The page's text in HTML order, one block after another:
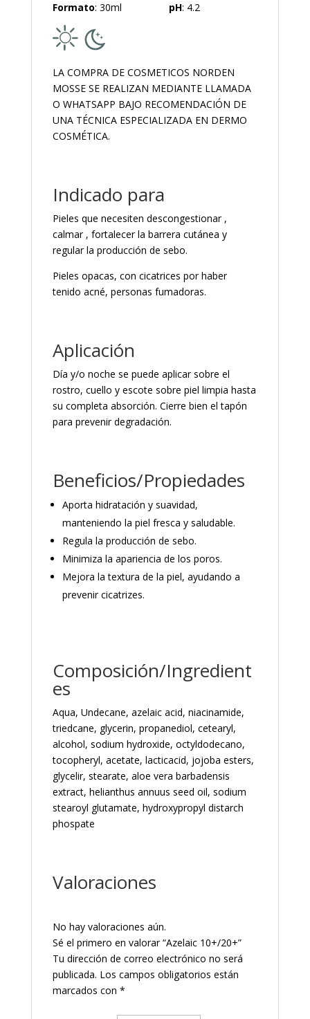
Formato: 30ml pH: 4.2
LA COMPRA DE COSMETICOS NORDEN
MOSSE SE REALIZAN MEDIANTE LLAMADA
O WHATSAPP BAJO RECOMENDACIÓN DE
UNA TÉCNICA ESPECIALIZADA EN DERMO
COSMÉTICA.
Indicado para
Pieles que necesiten descongestionar ,
calmar , fortalecer la barrera cutánea y
regular la producción de sebo.
Pieles opacas, con cicatrices por haber
tenido acné, personas fumadoras.
Aplicación
Día y/o noche se puede aplicar sobre el
rostro, cuello y escote sobre piel limpia hasta
su completa absorción. Cierre bien el tapón
para prevenir degradación.
Beneficios/Propiedades
Aporta hidratación y suavidad,
manteniendo la piel fresca y saludable.
Regula la producción de sebo.
Minimiza la apariencia de los poros.
Mejora la textura de la piel, ayudando a
prevenir cicatrizes.
Composición/Ingredient
es
Aqua, Undecane, azelaic acid, niacinamide,
triedcane, glycerin, propanediol, cetearyl,
alcohol, sodium hydroxide, octyldodecano,
tocopheryl, acetate, lacticacid, jojoba esters,
glycelir, stearate, aloe vera barbadensis
extract, helianthus annuus seed oil, sodium
stearoyl glutamate, hydroxypropyl distarch
phospate
Valoraciones
No hay valoraciones aún.
Sé el primero en valorar “Azelaic 10+/20+”
Tu dirección de correo electrónico no será
publicada. Los campos obligatorios están
marcados con *